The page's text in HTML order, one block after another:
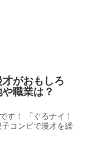
がおもしろ
職業は？
す！ 「ぐるナイ！
コンビで漫才を繰